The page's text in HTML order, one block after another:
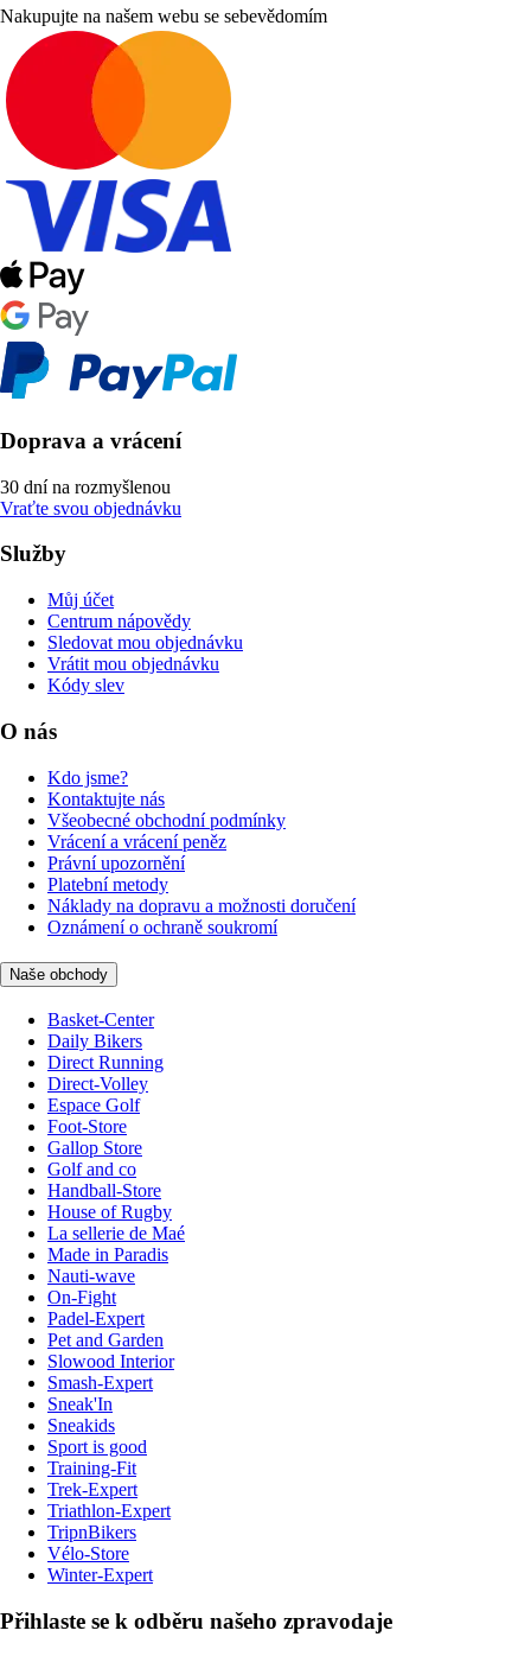
Nakupujte na našem webu se sebevědomím
Doprava a vrácení
30 dní na rozmyšlenou
Vraťte svou objednávku
Služby
Můj účet
Centrum nápovědy
Sledovat mou objednávku
Vrátit mou objednávku
Kódy slev
O nás
Kdo jsme?
Kontaktujte nás
Všeobecné obchodní podmínky
Vrácení a vrácení peněz
Právní upozornění
Platební metody
Náklady na dopravu a možnosti doručení
Oznámení o ochraně soukromí
Naše obchody
Basket-Center
Daily Bikers
Direct Running
Direct-Volley
Espace Golf
Foot-Store
Gallop Store
Golf and co
Handball-Store
House of Rugby
La sellerie de Maé
Made in Paradis
Nauti-wave
On-Fight
Padel-Expert
Pet and Garden
Slowood Interior
Smash-Expert
Sneak'In
Sneakids
Sport is good
Training-Fit
Trek-Expert
Triathlon-Expert
TripnBikers
Vélo-Store
Winter-Expert
Přihlaste se k odběru našeho zpravodaje